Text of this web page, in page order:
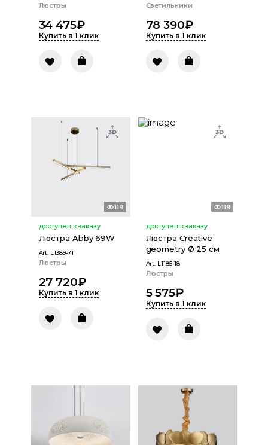
Люстры
34 475₽
Купить в 1 клик
Светильники
78 390₽
Купить в 1 клик
119
доступен к заказу
Люстра Abby 69W
Art: L1389-71
Люстры
27 720₽
Купить в 1 клик
119
доступен к заказу
Люстра Creative
geometry Ø 25 см
Art: L1185-18
Люстры
5 575₽
Купить в 1 клик